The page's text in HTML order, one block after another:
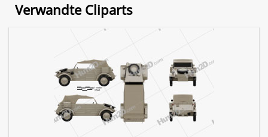
Verwandte Cliparts